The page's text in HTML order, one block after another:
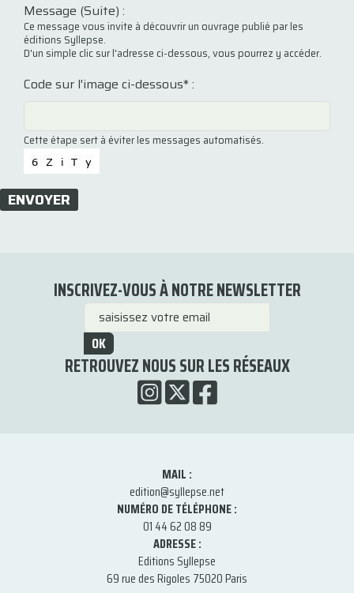
Message (Suite) :
Ce message vous invite à découvrir un ouvrage publié par les
éditions Syllepse.
D'un simple clic sur l'adresse ci-dessous, vous pourrez y accéder.
Code sur l'image ci-dessous* :
Cette étape sert à éviter les messages automatisés.
ENVOYER
INSCRIVEZ-VOUS À NOTRE NEWSLETTER
OK
RETROUVEZ NOUS SUR LES RÉSEAUX
MAIL :
edition@syllepse.net
NUMÉRO DE TÉLÉPHONE :
01 44 62 08 89
ADRESSE :
Editions Syllepse
69 rue des Rigoles 75020 Paris